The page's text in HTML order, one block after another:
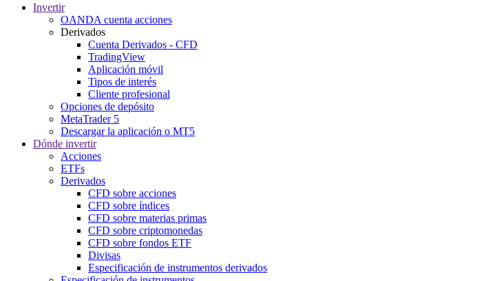
Invertir
OANDA cuenta acciones
Derivados
Cuenta Derivados - CFD
TradingView
Aplicación móvil
Tipos de interés
Cliente profesional
Opciones de depósito
MetaTrader 5
Descargar la aplicación o MT5
Dónde invertir
Acciones
ETFs
Derivados
CFD sobre acciones
CFD sobre índices
CFD sobre materias primas
CFD sobre criptomonedas
CFD sobre fondos ETF
Divisas
Especificación de instrumentos derivados